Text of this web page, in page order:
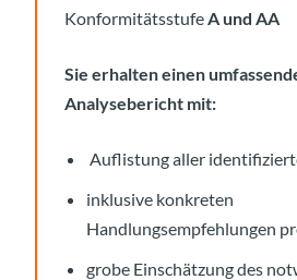
Konformitätsstufe A und AA
Sie erhalten einen
Analysebericht mit:
Auflistung aller
inklusive konkreten
Handlungsempfehlungen
grobe Einschätzung des